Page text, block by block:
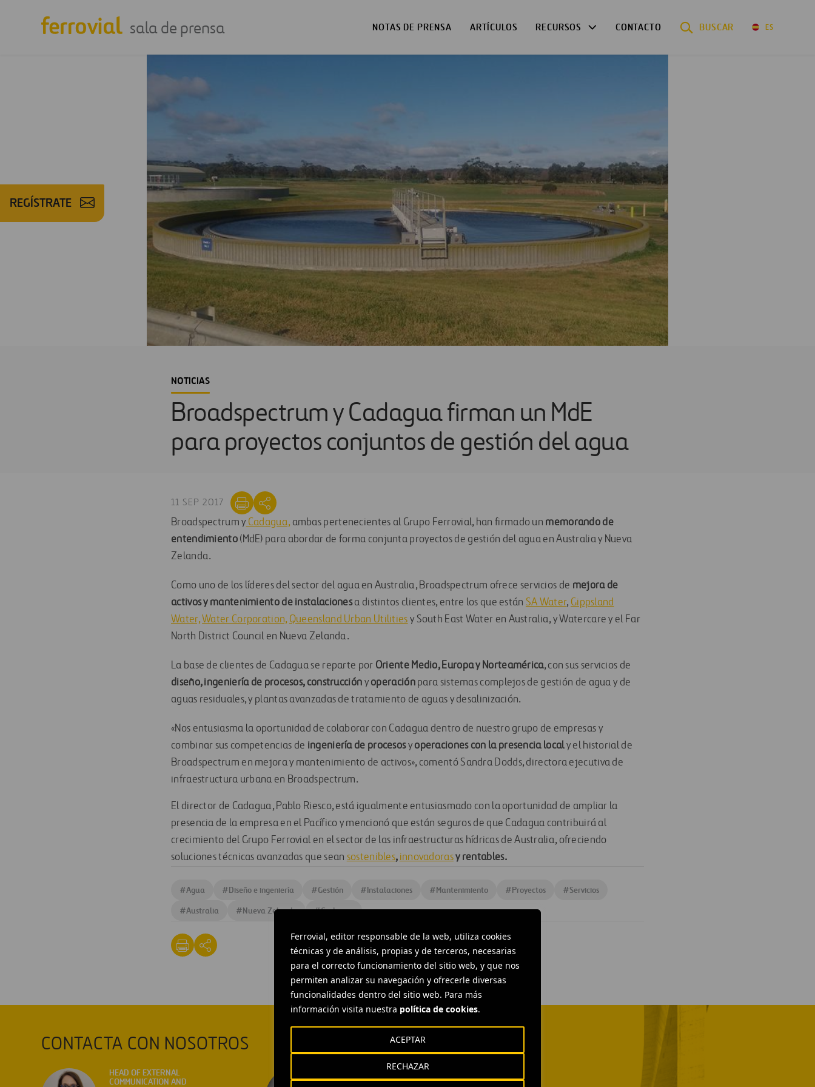
Ferrovial, editor responsable de la web, utiliza cookies
técnicas y de análisis, propias y de terceros, necesarias
para el correcto funcionamiento del sitio web, y que nos
permiten analizar su navegación y ofrecerle diversas
funcionalidades dentro del sitio web. Para más
información visita nuestra política de cookies.
RECHAZAR
ACEPTAR
sala de prensa NOTAS DE PRENSA ARTÍCULOS RECURSOS CONTACTO BUSCAR ES
REGÍSTRATE
NOTICIAS
Broadspectrum y Cadagua firman un MdE
para proyectos conjuntos de gestión del agua
11 SEP 2017
Broadspectrum yCadagua,ambas pertenecientes al Grupo Ferrovial, han firmado un memorando de
entendimiento(MdE) para abordar de forma conjunta proyectos de gestión del agua en Australia y Nueva
Zelanda.
Como uno de los líderes del sector del agua en Australia, Broadspectrum ofrece servicios de mejora de
activos y mantenimiento de instalacionesa distintos clientes, entre los que están SA Water, Gippsland
Water,Water Corporation, Queensland Urban Utilities y South East Water en Australia, y Watercare y el Far
North District Council en Nueva Zelanda.
La base de clientes de Cadagua se reparte por Oriente Medio, Europa y Norteamérica, con sus servicios de
diseño, ingeniería de procesos, construcción yoperaciónpara sistemas complejos de gestión de agua y de
aguas residuales, y plantas avanzadas de tratamiento de aguas y desalinización.
«Nos entusiasma la oportunidad de colaborar con Cadagua dentro de nuestro grupo de empresas y
combinar sus competencias de ingeniería de procesosyoperaciones con la presencia localy el historial de
Broadspectrum en mejora y mantenimiento de activos», comentó Sandra Dodds, directora ejecutiva de
infraestructura urbana en Broadspectrum.
El director de Cadagua, Pablo Riesco, está igualmente entusiasmado con la oportunidad de ampliar la
presencia de la empresa en el Pacífico y mencionó que están seguros de que Cadagua contribuirá al
crecimiento del Grupo Ferrovial en el sector de las infraestructuras hídricas de Australia, ofreciendo
soluciones técnicas avanzadas que sean sostenibles, innovadorasy rentables.
#Agua #Diseño e ingeniería #Gestión #Instalaciones #Mantenimiento #Proyectos #Servicios
#Australia #Nueva Zelanda #Cadagua
CONTACTA CON NOSOTROS
HEAD OF EXTERNAL
COMMUNICATION AND
EXTERNAL COMMUNICATION
AND MEDIA RELATIONS